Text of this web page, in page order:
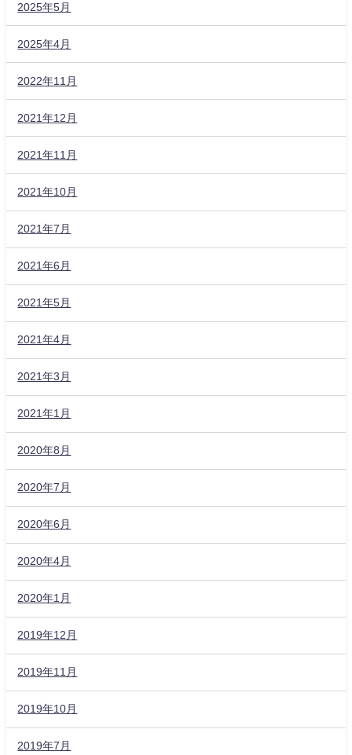
2025年5月
2025年4月
2022年11月
2021年12月
2021年11月
2021年10月
2021年7月
2021年6月
2021年5月
2021年4月
2021年3月
2021年1月
2020年8月
2020年7月
2020年6月
2020年4月
2020年1月
2019年12月
2019年11月
2019年10月
2019年7月